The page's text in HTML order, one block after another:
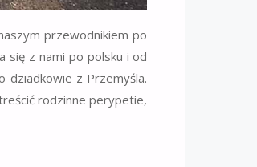
przewodnikiem po
się z nami po polsku i od
dziadkowie z Przemyśla.
rodzinne perypetie,